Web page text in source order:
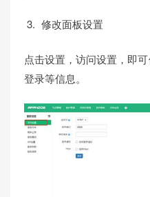
修改面板设置
点击设置，访问设置，即
登录等信息。